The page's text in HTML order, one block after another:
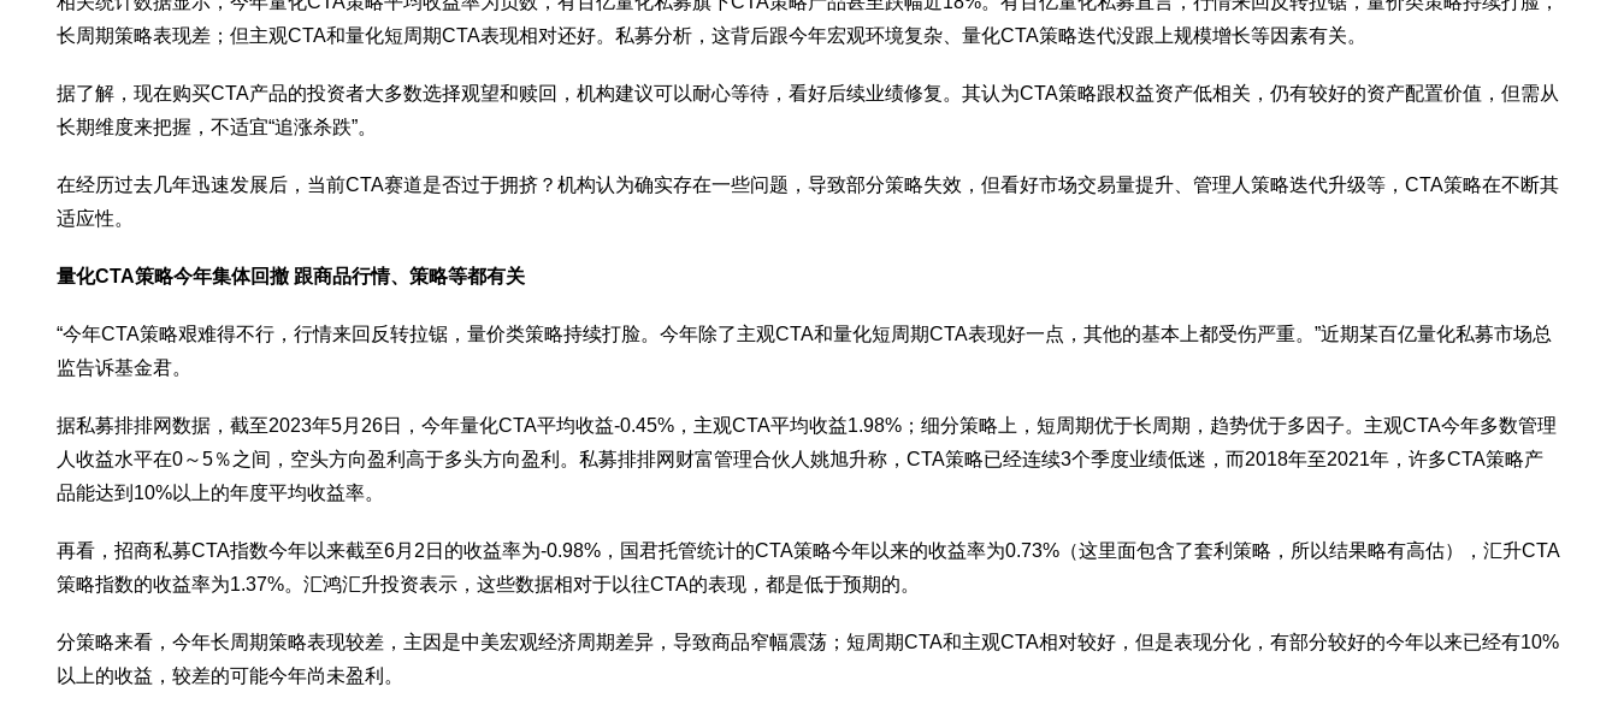
长周期策略表现差；但主观CTA和量化短周期CTA表现相对还好。私募分析，这背后跟今年宏观环境复杂、量化CTA策略迭代没跟上规模增长等因素有关。
据了解，现在购买CTA产品的投资者大多数选择观望和赎回，机构建议可以耐心等待，看好后续业绩修复。其认为CTA策略跟权益资产低相关，仍有较好的资产配置价值，但需从
长期维度来把握，不适宜“追涨杀跌”。
在经历过去几年迅速发展后，当前CTA赛道是否过于拥挤？机构认为确实存在一些问题，导致部分策略失效，但看好市场交易量提升、管理人策略迭代升级等，CTA策略在不断其
适应性。
量化CTA策略今年集体回撤 跟商品行情、策略等都有关
“今年CTA策略艰难得不行，行情来回反转拉锯，量价类策略持续打脸。今年除了主观CTA和量化短周期CTA表现好一点，其他的基本上都受伤严重。”近期某百亿量化私募市场总
监告诉基金君。
据私募排排网数据，截至2023年5月26日，今年量化CTA平均收益-0.45%，主观CTA平均收益1.98%；细分策略上，短周期优于长周期，趋势优于多因子。主观CTA今年多数管理
人收益水平在0～5％之间，空头方向盈利高于多头方向盈利。私募排排网财富管理合伙人姚旭升称，CTA策略已经连续3个季度业绩低迷，而2018年至2021年，许多CTA策略产
品能达到10%以上的年度平均收益率。
再看，招商私募CTA指数今年以来截至6月2日的收益率为-0.98%，国君托管统计的CTA策略今年以来的收益率为0.73%（这里面包含了套利策略，所以结果略有高估），汇升CTA
策略指数的收益率为1.37%。汇鸿汇升投资表示，这些数据相对于以往CTA的表现，都是低于预期的。
分策略来看，今年长周期策略表现较差，主因是中美宏观经济周期差异，导致商品窄幅震荡；短周期CTA和主观CTA相对较好，但是表现分化，有部分较好的今年以来已经有10%
以上的收益，较差的可能今年尚未盈利。